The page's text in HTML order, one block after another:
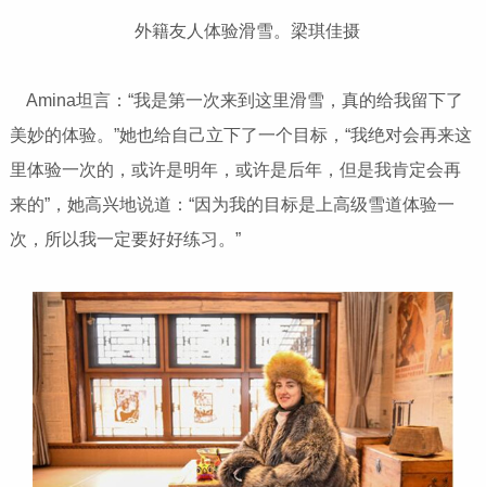
外籍友人体验滑雪。梁琪佳摄
Amina坦言：“我是第一次来到这里滑雪，真的给我留下了
美妙的体验。”她也给自己立下了一个目标，“我绝对会再来这
里体验一次的，或许是明年，或许是后年，但是我肯定会再
来的”，她高兴地说道：“因为我的目标是上高级雪道体验一
次，所以我一定要好好练习。”